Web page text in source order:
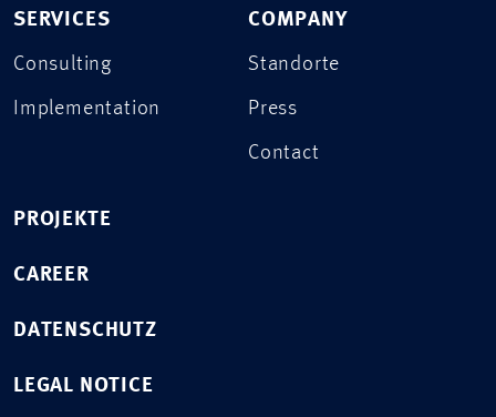
SERVICES
Consulting
Implementation
COMPANY
Standorte
Press
Contact
PROJEKTE
CAREER
DATENSCHUTZ
LEGAL NOTICE